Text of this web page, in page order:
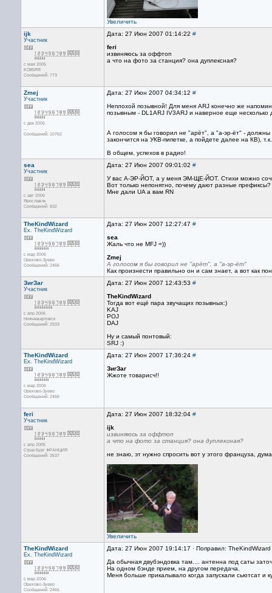
Увеличить
ijk
Участник
с мая 2005
KO85RR
Сообщений: 773
Дата: 27 Июн 2007 01:14:22 #
feri
извиняюсь за оффтоп
а что на фото за станция? она дуплексная?
Zmej
Участник
с дек 2005
...
Сообщений: 10762
Дата: 27 Июн 2007 04:34:12 #
Неплохой позывной! Для меня ARJ конечно же
позывным - DL1ARJ IV3ARJ и наверное еще несколько
А голосом я бы говорил не "арёт", а "а-эр-ёт" -
закончится на УКВ-пипетке, а пойдете далее на КВ),
В общем, успехов в радио!
sea
Участник
с авг 2006
Ярославль
Сообщений: 832
Дата: 27 Июн 2007 09:01:02 #
У вас А-ЭР-ЙОТ, а у меня ЭМ-ЩЕ-ЙОТ. Стихи можно
Вот только непонятно, почему дают разные префиксы?
Мне дали UA а вам RN
TheKindWizard
Ex. TheKindWizard
с мар 2006
Орехово-Зуево
Сообщений: 2466
Дата: 27 Июн 2007 12:27:47 #
sea
Жаль что не MFJ =))
Zmej
А голосом я бы говорил не "арёт", а "а-эр-ёт"
Как произнести правильно он и сам знает, а вот как
ЗигЗаг
Участник
с апр 2006
Нижневартовск
Сообщений: 2933
Дата: 27 Июн 2007 12:43:53 #
TheKindWizard
Тогда вот ещё пара звучащих позывных:)
KAJ
POJ
DAJ
Ну и самый понтовый:
SRJ :)
TheKindWizard
Ex. TheKindWizard
с мар 2006
Орехово-Зуево
Сообщений: 2466
Дата: 27 Июн 2007 17:36:24 #
ЗигЗаг
Жжоте товарисч!!
feri
Участник
с апр 2005
Страсбург ФРАНЦИЯ
Сообщений: 2637
Дата: 27 Июн 2007 18:32:04 #
ijk
извиняюсь за оффтоп
а что на фото за станция? она дуплексная?
не знаю, эт нужно спросить вот у этого француза,
Увеличить
TheKindWizard
Ex. TheKindWizard
с мар 2006
Орехово-Зуево
Сообщений: 2466
Дата: 27 Июн 2007 19:14:17 · Поправил:
Да обычная двубэндовка там.... антенна под саты
На одном бэнде прием, на другом передача.
Меня больше прикалывало когда запускали сьютсат и